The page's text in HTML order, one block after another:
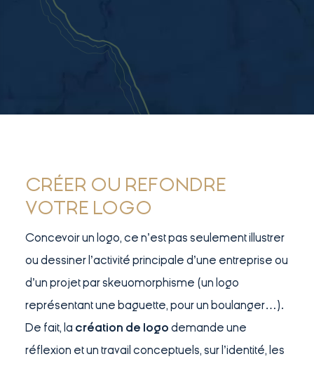
CRÉER OU REFONDRE
VOTRE LOGO
Concevoir un logo, ce n’est pas seulement illustrer
ou dessiner l’activité principale d’une entreprise ou
d’un projet par skeuomorphisme (un logo
représentant une baguette, pour un boulanger…).
De fait, la création de logo demande une
réflexion et un travail conceptuels, sur l’identité, les